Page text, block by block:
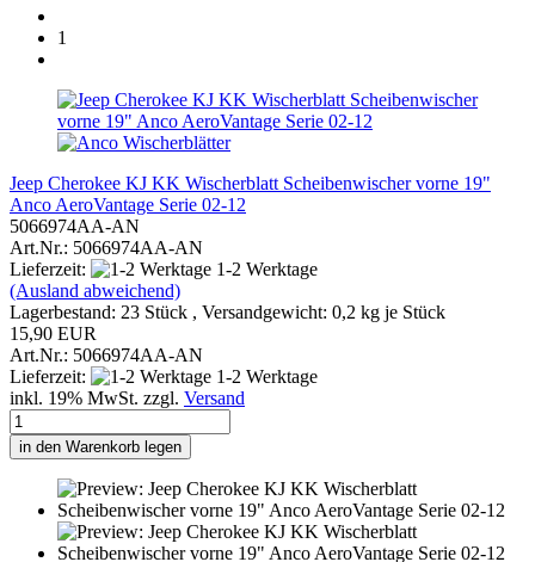
1
Jeep Cherokee KJ KK Wischerblatt Scheibenwischer vorne 19"
Anco AeroVantage Serie 02-12
5066974AA-AN
Art.Nr.: 5066974AA-AN
Lieferzeit:
1-2 Werktage
(Ausland abweichend)
Lagerbestand: 23 Stück , Versandgewicht: 0,2 kg je Stück
15,90 EUR
Art.Nr.: 5066974AA-AN
Lieferzeit:
1-2 Werktage
inkl. 19% MwSt. zzgl. Versand
in den Warenkorb legen